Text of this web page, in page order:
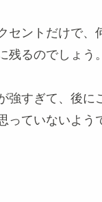
セントだけで、
残るのでしょう。
強すぎて、後に
っていないよう